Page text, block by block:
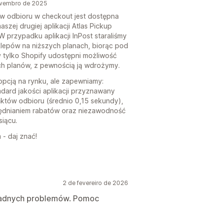
de 2025
odbioru w checkout jest dostępna
drugiej aplikacji Atlas Pickup
przypadku aplikacji InPost staraliśmy
na niższych planach, biorąc pod
Shopify udostępni możliwość
planów, z pewnością ją wdrożymy.
na rynku, ale zapewniamy:
jakości aplikacji przyznawany
odbioru (średnio 0,15 sekundy),
rabatów oraz niezawodność
- daj znać!
2 de fevereiro de 2026
problemów. Pomoc